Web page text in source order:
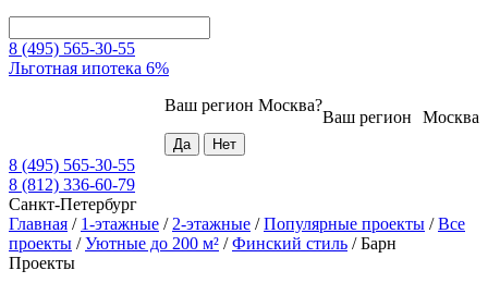
8 (495) 565-30-55
Льготная ипотека 6%
Москва
Ваш регион
Ваш регион Москва?
8 (495) 565-30-55
8 (812) 336-60-79
Санкт-Петербург
Главная / 1-этажные / 2-этажные /Популярные проекты /Все
проекты /Уютные до 200 м² /Финский стиль /Барн
Проекты